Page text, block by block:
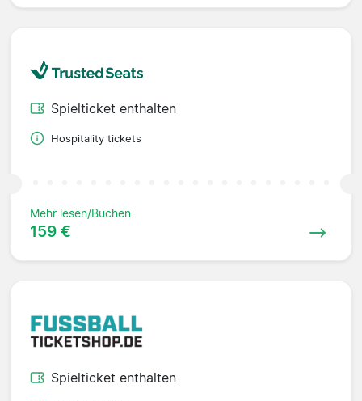
Spielticket enthalten
Hospitality tickets
Mehr lesen/Buchen
159 €
Spielticket enthalten